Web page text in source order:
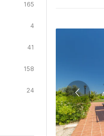
165
4
41
158
24